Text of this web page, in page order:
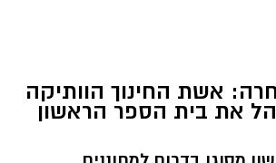
אשת החינוך הוותיקה
את בית הספר הראשון